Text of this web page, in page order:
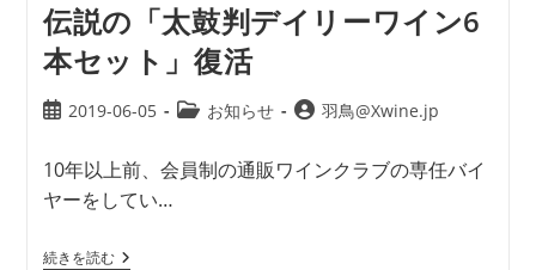
伝説の「太鼓判デイリーワイン6
本セット」復活
2019-06-05 お知らせ 羽鳥@Xwine.jp
10年以上前、会員制の通販ワインクラブの専任バイ
ヤーをしてい…
続きを読む